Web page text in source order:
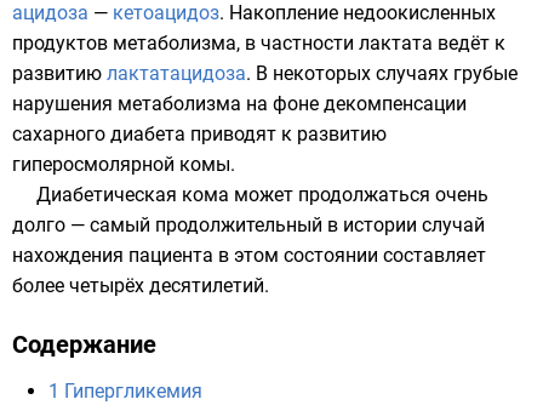
ацидоза — кетоацидоз. Накопление недоокисленных
продуктов метаболизма, в частности лактата ведёт к
развитию лактатацидоза. В некоторых случаях грубые
нарушения метаболизма на фоне декомпенсации
сахарного диабета приводят к развитию
гиперосмолярной комы.
Диабетическая кома может продолжаться очень
долго — самый продолжительный в истории случай
нахождения пациента в этом состоянии составляет
более четырёх десятилетий.
Содержание
1 Гипергликемия